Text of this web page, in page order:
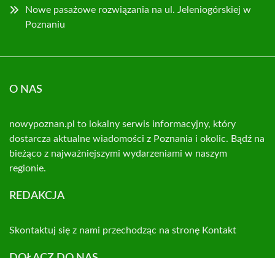
Nowe pasażowe rozwiązania na ul. Jeleniogórskiej w
Poznaniu
O NAS
nowypoznan.pl to lokalny serwis informacyjny, który
dostarcza aktualne wiadomości z Poznania i okolic. Bądź na
bieżąco z najważniejszymi wydarzeniami w naszym
regionie.
REDAKCJA
Skontaktuj się z nami przechodząc na stronę Kontakt